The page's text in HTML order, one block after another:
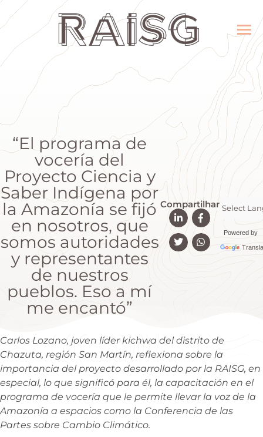
“El programa de
vocería del
Proyecto Ciencia y
Saber Indígena por
la Amazonía se fijó
en nosotros, que
somos autoridades
y representantes
de nuestros
pueblos. Eso a mí
me encantó”
Compartilhar
Powered by
Carlos Lozano, joven líder kichwa del distrito de
Chazuta, región San Martín, reflexiona sobre la
importancia delproyecto desarrollado por la RAISG, en
especial, lo que significó para él, la capacitación en el
programa de vocería que le permite llevar la voz de la
Amazonía a espacios como la Conferencia de las
Partes sobre Cambio Climático.